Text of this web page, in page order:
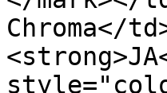
Chroma</